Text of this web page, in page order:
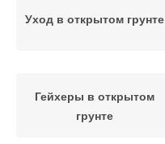
Уход в открытом грунте
Гейхеры в открытом
грунте